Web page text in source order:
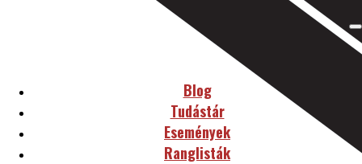
Blog
Tudástár
Események
Ranglisták